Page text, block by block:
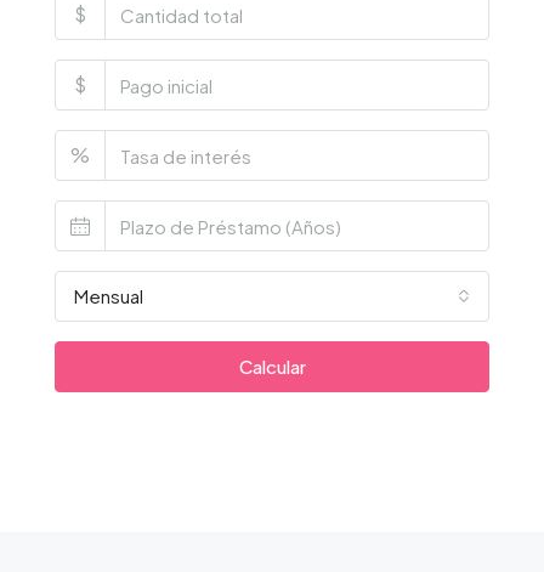
$
$
%
Mensual
Calcular